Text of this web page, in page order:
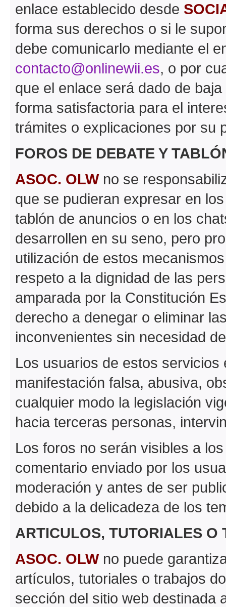
enlace establecido desde
forma sus derechos o si le
debe comunicarlo mediante el
contacto@onlinewii.es, o por
que el enlace será dado de
forma satisfactoria para el
trámites o explicaciones por su
FOROS DE DEBATE Y
ASOC. OLWno se
que se pudieran expresar en
tablón de anuncios o en los
desarrollen en su seno, pero
utilización de estos
respeto a la dignidad de las
amparada por la Constitución
derecho a denegar o eliminar
inconvenientes sin necesidad
Los usuarios de estos servicios
manifestación falsa, abusiva,
cualquier modo la legislación
hacia terceras personas,
Los foros no serán visibles a
comentario enviado por los
moderación y antes de ser
debido a la delicadeza de los
ARTICULOS, TUTORIALES
ASOC. OLWno puede
artículos, tutoriales o trabajos
sección del sitio web destinada